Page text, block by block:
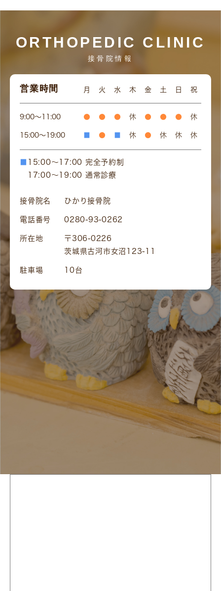
ORTHOPEDIC CLINIC
接骨院情報
営業時間 月 火 水 木 金 土 日 祝
9:00〜11:00 ● ● ● 休 ● ● ● 休
15:00〜19:00 ● 休 ● 休 休 休
15:00～17:00 完全予約制
17:00～19:00 通常診療
接骨院名 ひかり接骨院
電話番号 0280-93-0262
所在地
〒306-0226
茨城県古河市女沼123-11
駐車場 10台